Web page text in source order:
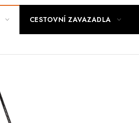
CESTOVNÍ ZAVAZADLA